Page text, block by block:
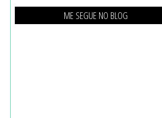
ME SEGUE NO BLOG